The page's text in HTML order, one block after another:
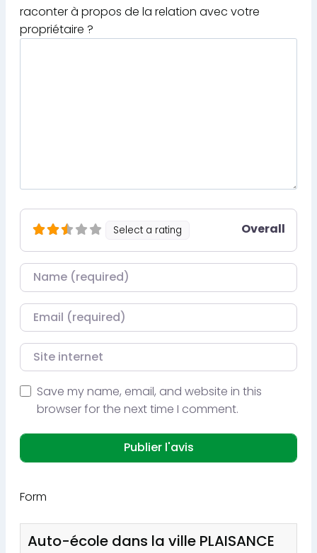
raconter à propos de la relation avec votre
propriétaire ?
Select a rating Overall
Nom
Courriel
Site internet
Save my name, email, and website in this
browser for the next time I comment.
Form
Auto-école dans la ville PLAISANCE